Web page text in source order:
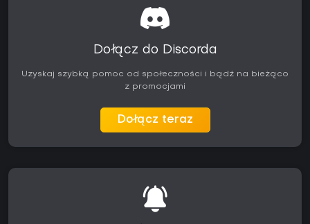
Dołącz do Discorda
Uzyskaj szybką pomoc od społeczności i bądź na bieżąco
z promocjami
Dołącz teraz